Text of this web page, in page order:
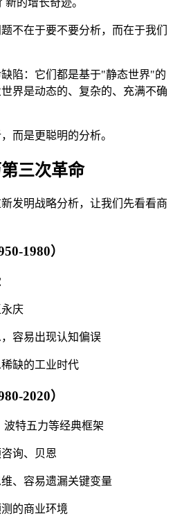
不在于要不要分析，而在于我们
陷：它们都是基于"静态世界"的
界是动态的、复杂的、充满不确
而是更聪明的分析。
三次革命
发明战略分析，让我们先看看商
1980）
庆
容易出现认知偏误
缺的工业时代
2020）
波特五力等经典框架
询、贝恩
、容易遗漏关键变量
的商业环境